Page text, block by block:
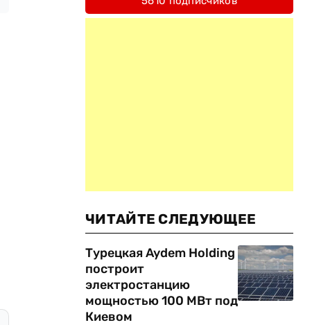
ЧИТАЙТЕ СЛЕДУЮЩЕЕ
Турецкая Aydem Holding
построит
электростанцию
мощностью 100 МВт под
Киевом